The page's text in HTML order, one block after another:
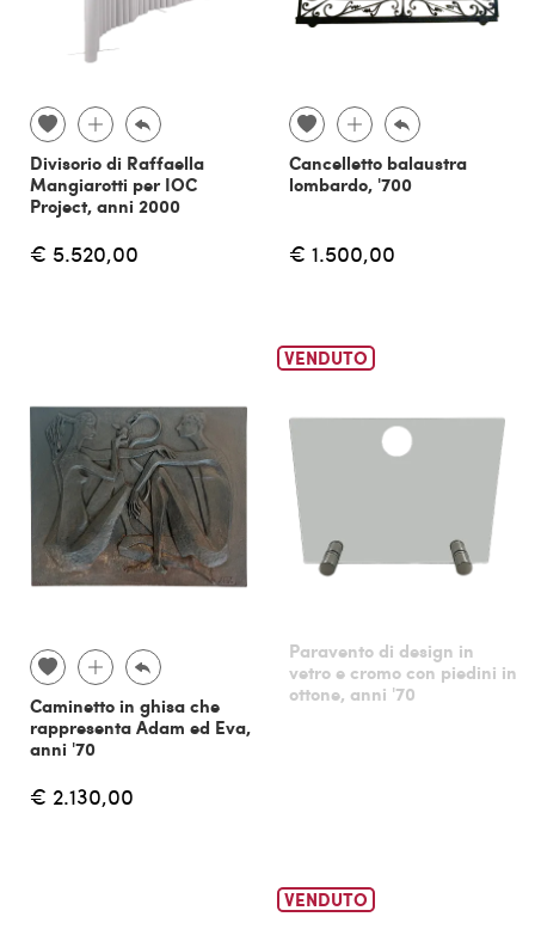
Divisorio di Raffaella
Mangiarotti per IOC
Project, anni 2000
€ 5.520,00
Cancelletto balaustra
lombardo, '700
€ 1.500,00
Caminetto in ghisa che
rappresenta Adam ed Eva,
anni '70
€ 2.130,00
VENDUTO
Paravento di design in
vetro e cromo con piedini in
ottone, anni '70
VENDUTO